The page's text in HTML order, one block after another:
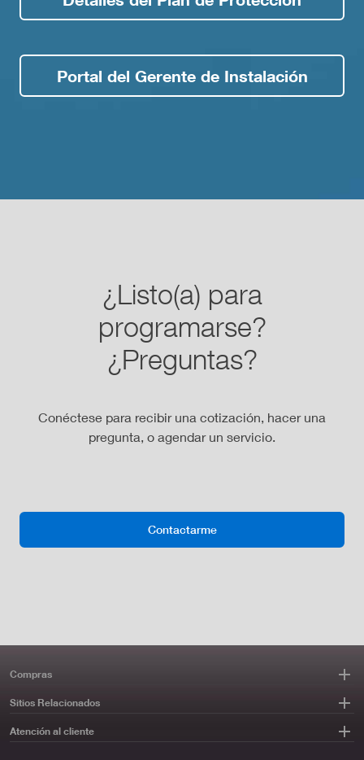
Portal del Gerente de Instalación
¿Listo(a) para
programarse?
¿Preguntas?
Conéctese para recibir una cotización, hacer una
pregunta, o agendar un servicio.
Contactarme
Compras
Sitios Relacionados
Atención al cliente